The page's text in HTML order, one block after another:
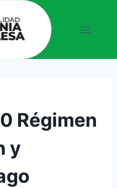
Régimen
y